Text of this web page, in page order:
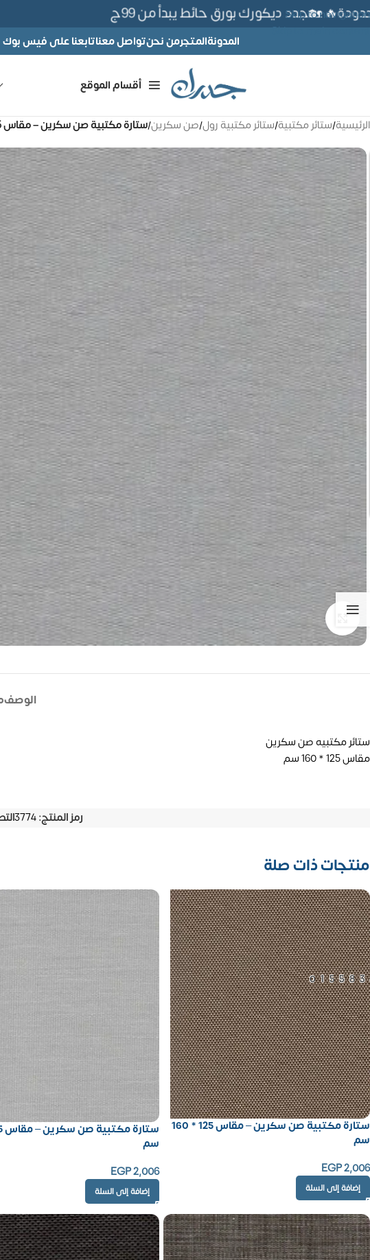
Skip to navigation
Skip to main content
🏡جدد ديكورك بورق حائط يبدأ من 99ج
المدونةالمتجرمن نحنتواصل معناتابعنا على فيس بوك
أقسام الموقع
الرئيسية/ستائر مكتبية/ستائر مكتبية رول/صن سكرين/ستارة مكتبية صن سكرين – مقاس 125 * 160 سم
تكبير الصورة
الوصف
ستائر مكتبيه صن سكرين
مقاس 125 * 160 سم
رمز المنتج:3774
منتجات ذات صلة
ستارة مكتبية صن سكرين – مقاس 125 * 160
سم
EGP2,006
إضافة إلى السلة
سم
EGP2,006
إضافة إلى السلة